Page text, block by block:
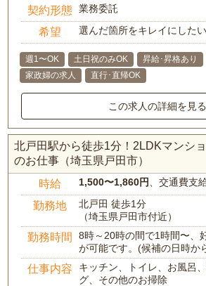
契約形態 業務委託
希望 選んだ箇所をキレイにしたい
週1〜OK 土日祝のみOK 昇給･昇格あり
家政婦の求人
直行･直帰OK
この求人の詳細を見る
北戸田駅から徒歩1分！2LDKマンシ
のお仕事（埼玉県戸田市）
時給 1,500〜1,860円 、交通費支
勤務地
北戸田 徒歩1分
（埼玉県戸田市付近）
勤務時間
8時～20時の間で1時間〜、
が可能です。(候補の日時か
仕事内容
キッチン、トイレ、お風呂
グ、その他のお掃除